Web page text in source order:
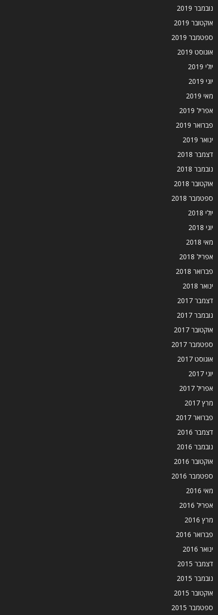
נובמבר 2019
אוקטובר 2019
ספטמבר 2019
אוגוסט 2019
יולי 2019
יוני 2019
מאי 2019
אפריל 2019
פברואר 2019
ינואר 2019
דצמבר 2018
נובמבר 2018
אוקטובר 2018
ספטמבר 2018
יולי 2018
יוני 2018
מאי 2018
אפריל 2018
פברואר 2018
ינואר 2018
דצמבר 2017
נובמבר 2017
אוקטובר 2017
ספטמבר 2017
אוגוסט 2017
יוני 2017
אפריל 2017
מרץ 2017
פברואר 2017
דצמבר 2016
נובמבר 2016
אוקטובר 2016
ספטמבר 2016
מאי 2016
אפריל 2016
מרץ 2016
פברואר 2016
ינואר 2016
דצמבר 2015
נובמבר 2015
אוקטובר 2015
ספטמבר 2015